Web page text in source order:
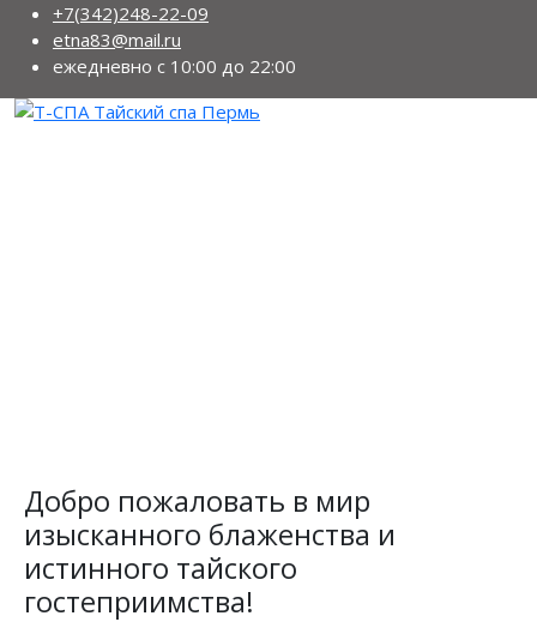
+7(342)248-22-09
etna83@mail.ru
ежедневно с 10:00 до 22:00
Добро пожаловать в мир
изысканного блаженства и
истинного тайского
гостеприимства!